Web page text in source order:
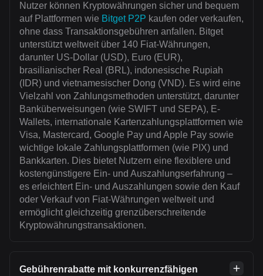
Nutzer können Kryptowährungen sicher und bequem
auf Plattformen wie Bitget P2P kaufen oder verkaufen,
ohne dass Transaktionsgebühren anfallen. Bitget
unterstützt weltweit über 140 Fiat-Währungen,
darunter US-Dollar (USD), Euro (EUR),
brasilianischer Real (BRL), indonesische Rupiah
(IDR) und vietnamesischer Dong (VND). Es wird eine
Vielzahl von Zahlungsmethoden unterstützt, darunter
Banküberweisungen (wie SWIFT und SEPA), E-
Wallets, internationale Kartenzahlungsplattformen wie
Visa, Mastercard, Google Pay und Apple Pay sowie
wichtige lokale Zahlungsplattformen (wie PIX) und
Bankkarten. Dies bietet Nutzern eine flexiblere und
kostengünstigere Ein- und Auszahlungserfahrung –
es erleichtert Ein- und Auszahlungen sowie den Kauf
oder Verkauf von Fiat-Währungen weltweit und
ermöglicht gleichzeitig grenzüberschreitende
Kryptowährungstransaktionen.
Gebührenrabatte mit konkurrenzfähigen